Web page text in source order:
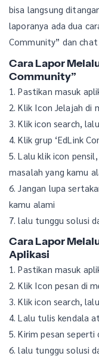
bisa langsung
laporanya ada dua
Community” dan
Cara Lapor
Community”
1. Pastikan masuk
2. Klik Icon Jelajah di
3. Klik icon search,
4. Klik grup ‘EdLink
5. Lalu klik icon
masalah yang kamu
6. Jangan lupa
kamu alami
7. lalu tunggu solusi
Cara Lapor
Aplikasi
1. Pastikan masuk
2. Klik Icon pesan di
3. Klik icon search,
4. Lalu tulis kendala
5. Kirim pesan seperti
6. lalu tunggu solusi